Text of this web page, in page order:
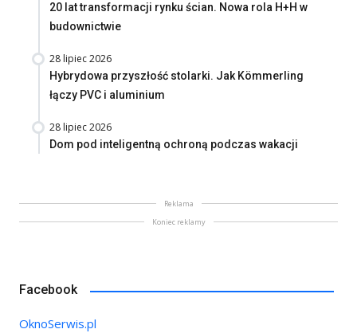
20 lat transformacji rynku ścian. Nowa rola H+H w
budownictwie
28 lipiec 2026
Hybrydowa przyszłość stolarki. Jak Kömmerling
łączy PVC i aluminium
28 lipiec 2026
Dom pod inteligentną ochroną podczas wakacji
Reklama
Koniec reklamy
Facebook
OknoSerwis.pl